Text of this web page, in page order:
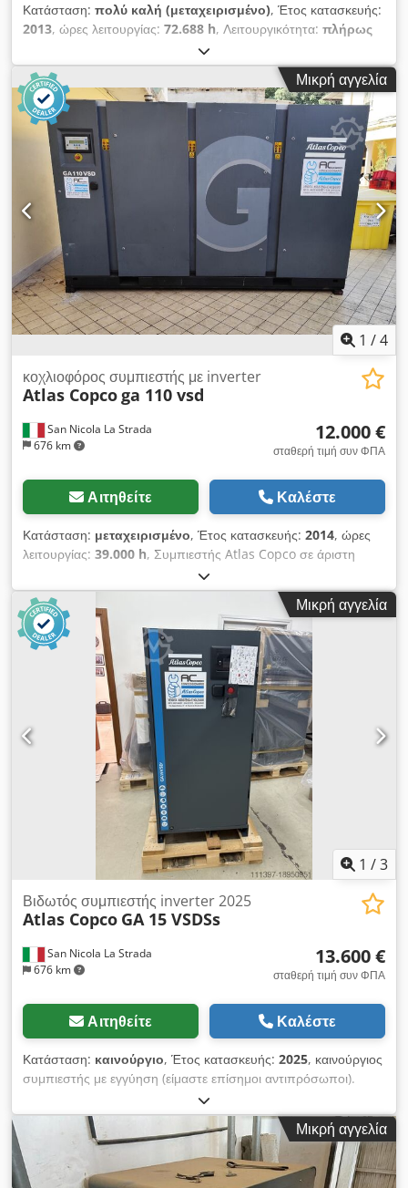
Κατάσταση: πολύ καλή (μεταχειρισμένο), Έτος κατασκευής:
2013, ώρες λειτουργίας: 72.688 h, Λειτουργικότητα: πλήρως
, Στροφικός συμπιεστής αέρα Atlas Copco
GA45VSDFF. Περιλαμβάνει μετατροπέα συχνότητας και
στεγνωτήρα. 45 kW 12,75 bar 8,67 m3/min Έτος κατασκευής:
2013 Dksdpfx Aoznlx Som Der Ώρες λειτουργίας: 72.688
ώρες.
Μικρή αγγελία
1 /4
San Nicola La Strada
676 km
κοχλιοφόρος συμπιεστής με inverter
Atlas Copcoga 110 vsd
12.000 €
σταθερή τιμή συν ΦΠΑ
Αιτηθείτε Καλέστε
Κατάσταση: μεταχειρισμένο, Έτος κατασκευής: 2014, ώρες
λειτουργίας: 39.000 h, Συμπιεστής Atlas Copco σε άριστη
λειτουργική κατάσταση και αθόρυβος (είμαστε επίσημοι
αντιπρόσωποι). Κύρια χαρακτηριστικά: Dkedjzc Hmhjpfx Am
Dsr μέγιστη πίεση: 10 bar παροχή: 19.200 λίτρα/λεπτό ισχύς:
110 kW / 150 HP
Μικρή αγγελία
1 /3
San Nicola La Strada
676 km
Βιδωτός συμπιεστής inverter 2025
Atlas Copco GA 15 VSDSs
13.600 €
σταθερή τιμή συν ΦΠΑ
Αιτηθείτε Καλέστε
Κατάσταση: καινούργιο, Έτος κατασκευής: 2025, καινούργιος
συμπιεστής με εγγύηση (είμαστε επίσημοι αντιπρόσωποι).
μειωμένη τιμή. τιμή καταλόγου ευρώ 25441. δυνατότητα
συνδυασμού στεγνωτηρίου Atlas Copco (διαθέσιμο). τελευταίο
τεχνολογικό μοντέλο. κύρια χαρακτηριστικά: μπάρα μέγιστο 10
Ισχύς 15kw-20hp Dsdpfxswcm His Am Dekr λίτρα ροής αέρα
7 λεπτά 3000 Για αναλυτικό δελτίο τεχνικών στοιχείων μη
Μικρή αγγελία